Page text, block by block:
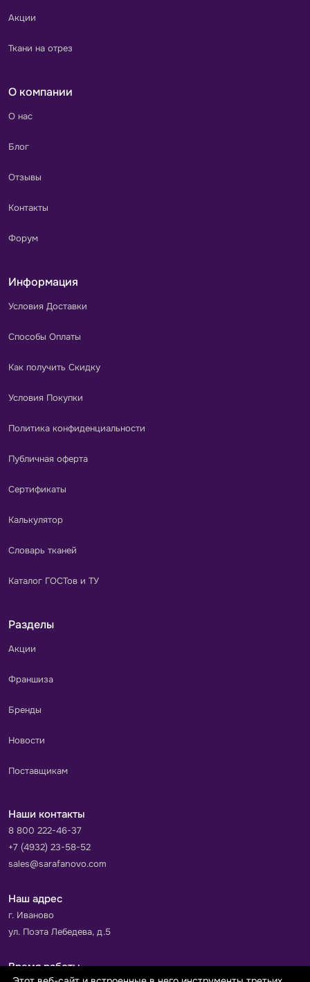
Акции
Ткани на отрез
О компании
О нас
Блог
Отзывы
Контакты
Форум
Информация
Условия Доставки
Способы Оплаты
Как получить Скидку
Условия Покупки
Политика конфиденциальности
Публичная оферта
Сертификаты
Калькулятор
Словарь тканей
Каталог ГОСТов и ТУ
Разделы
Акции
Франшиза
Бренды
Новости
Поставщикам
Наши контакты
8 800 222-46-37
+7 (4932) 23-58-52
sales@sarafanovo.com
Наш адрес
г. Иваново
ул. Поэта Лебедева, д.5
Время работы